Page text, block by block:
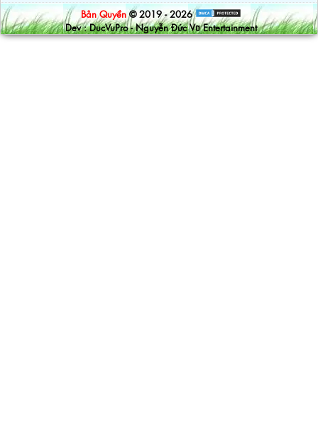
Bản Quyền © 2019 - 2026
Dev : DucVuPro - Nguyễn Đức Vũ Entertainment